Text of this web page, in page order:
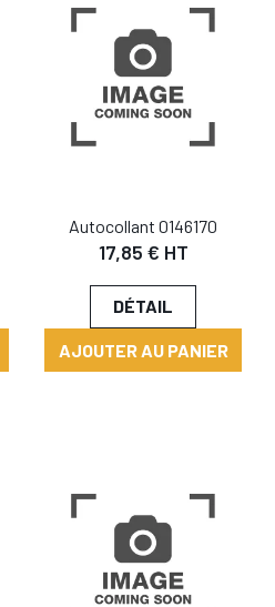
Autocollant 0146170
17,85 € HT
DÉTAIL
AJOUTER AU PANIER